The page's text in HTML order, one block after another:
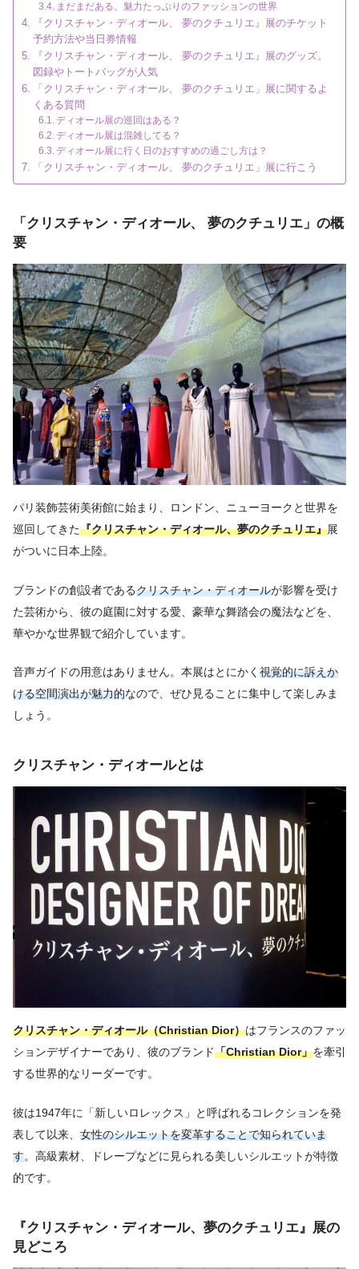
まだまだある。魅力たっぷりのファッションの世界
『クリスチャン・ディオール、 夢のクチュリエ』展のチケット
予約方法や当日券情報
『クリスチャン・ディオール、 夢のクチュリエ』展のグッズ。
図録やトートバッグが人気
「クリスチャン・ディオール、 夢のクチュリエ」展に関するよ
くある質問
ディオール展の巡回はある？
ディオール展は混雑してる？
ディオール展に行く日のおすすめの過ごし方は？
「クリスチャン・ディオール、 夢のクチュリエ」展に行こう
「クリスチャン・ディオール、 夢のクチュリエ」の概
要
パリ装飾芸術美術館に始まり、ロンドン、ニューヨークと世界を
巡回してきた『クリスチャン・ディオール、夢のクチュリエ』展
がついに日本上陸。
ブランドの創設者であるクリスチャン・ディオールが影響を受け
た芸術から、彼の庭園に対する愛、豪華な舞踏会の魔法などを、
華やかな世界観で紹介しています。
音声ガイドの用意はありません。本展はとにかく 視覚的に訴えか
ける空間演出が魅力的なので、ぜひ見ることに集中して楽しみま
しょう。
クリスチャン・ディオールとは
クリスチャン・ディオール（Christian Dior）はフランスのファッ
ションデザイナーであり、彼のブランド「Christian Dior」を牽引
する世界的なリーダーです。
彼は1947年に「新しいロレックス」と呼ばれるコレクションを発
表して以来、 女性のシルエットを変革することで知られていま
す。高級素材、ドレープなどに見られる美しいシルエットが特徴
的です。
『クリスチャン・ディオール、夢のクチュリエ』展の
見どころ